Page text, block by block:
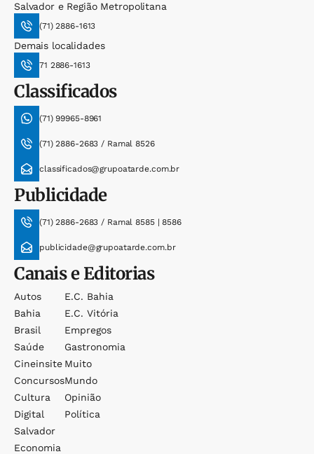
Salvador e Região Metropolitana
(71) 2886-1613
Demais localidades
71 2886-1613
Classificados
(71) 99965-8961
(71) 2886-2683 / Ramal 8526
classificados@grupoatarde.com.br
Publicidade
(71) 2886-2683 / Ramal 8585 | 8586
publicidade@grupoatarde.com.br
Canais e Editorias
Autos
Bahia
Brasil
Saúde
Cineinsite
Concursos
Cultura
Digital
Salvador
Economia
E.c. Bahia
E.c. Vitória
Empregos
Gastronomia
Muito
Mundo
Opinião
Política